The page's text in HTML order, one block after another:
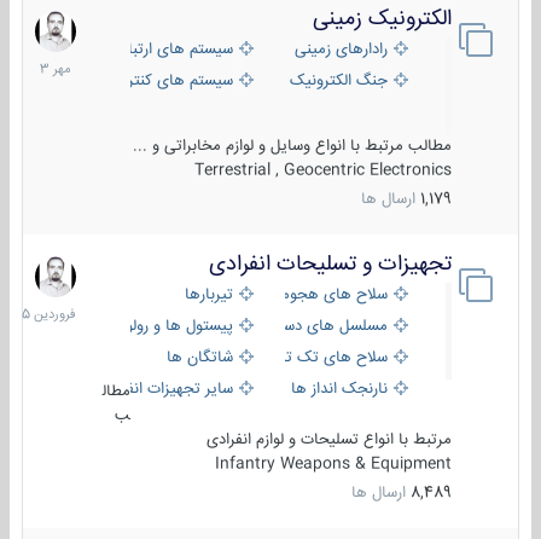
الکترونیک زمینی
رادارهای زمینی
سیستم های ارتباطی و جمع آوری
جنگ الکترونیک
سیستم های کنترل آتش و تجهیزات
مطالب مرتبط با انواع وسایل و لوازم مخابراتی و ...
Terrestrial , Geocentric Electronics
1,179 ارسال ها
1
مهر
1403
تجهیزات و تسلیحات انفرادی
سلاح های هجومی
تیربارها
مسلسل های دستی
پیستول ها و رولورها
سلاح های تک تیر اندازیشاتگان ها
نارنجک انداز ها
سایر تجهیزات انفرادی
مطال
ب
مرتبط با انواع تسلیحات و لوازم انفرادی
Infantry Weapons & Equipment
8,489 ارسال ها
17
فروردین
1405